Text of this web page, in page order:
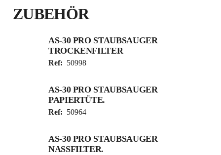
ZUBEHÖR
AS-30 PRO STAUBSAUGER
TROCKENFILTER
Ref: 50998
AS-30 PRO STAUBSAUGER
PAPIERTÜTE.
Ref: 50964
AS-30 PRO STAUBSAUGER
NASSFILTER.